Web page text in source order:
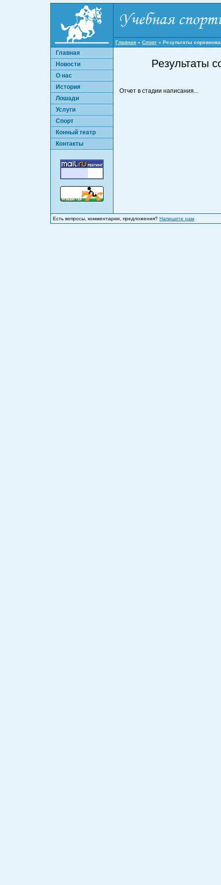
Главная » Спорт » Результаты
Главная
Новости
О нас
История
Лошади
Услуги
Спорт
Конный театр
Контакты
Результаты
Отчет в стадии написания...
Есть вопросы, комментарии, предложения? Напишите нам